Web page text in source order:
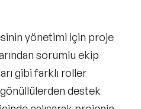
yönetimi için proje
sorumlu ekip
gibi farklı roller
destek